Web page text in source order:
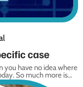
case
you have no idea where
So much more is…